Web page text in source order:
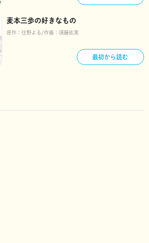
麦本三歩の好きなもの
原作： 住野よる 作画： 須藤佑実
最初から読む